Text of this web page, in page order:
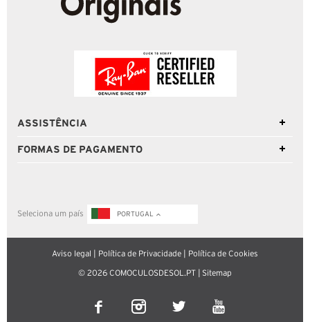
ASSISTÊNCIA
FORMAS DE PAGAMENTO
Seleciona um país PORTUGAL
Aviso legal Política de Privacidade Política de Cookies
© 2026 COMOCULOSDESOL.PT | Sitemap